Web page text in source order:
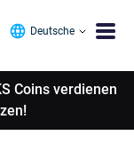
Deutsche
Coins verdienen